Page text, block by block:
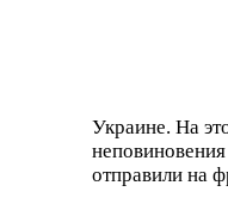
Украине. На
отправили на